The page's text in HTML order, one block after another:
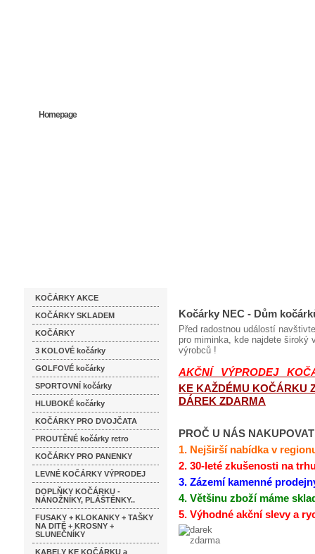
Homepage
KOČÁRKY AKCE
KOČÁRKY SKLADEM
KOČÁRKY
3 KOLOVÉ kočárky
GOLFOVÉ kočárky
SPORTOVNÍ kočárky
HLUBOKÉ kočárky
KOČÁRKY PRO DVOJČATA
PROUTĚNÉ kočárky retro
KOČÁRKY PRO PANENKY
LEVNÉ KOČÁRKY VÝPRODEJ
DOPLŇKY KOČÁRKU -
NÁNOŽNÍKY, PLÁŠTĚNKY..
FUSAKY + KLOKANKY + TAŠKY
NA DITĚ + KROSNY +
SLUNEČNÍKY
KABELY KE KOČÁRKU a
Kočárky NEC - Dům
Před radostnou událostí
pro miminka, kde najdete
výrobců !
AKČNÍ VÝPRODEJ
KE KAŽDÉMU KOČÁRKU
DÁREK ZDARMA
PROČ U NÁS
1. Nejširší nabídka v
2. 30-leté zkušenosti na
3. Zázemí kamenné
4. Většinu zboží máme
5. Výhodné akční slevy a